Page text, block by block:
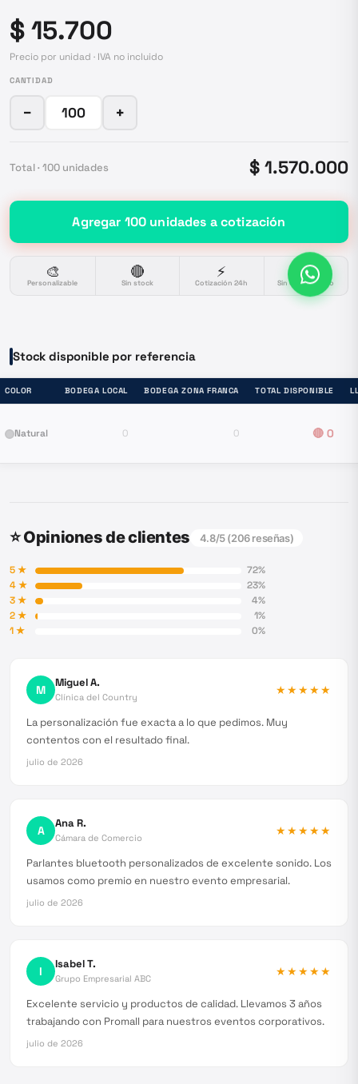
$ 15.700
Precio por unidad · IVA no incluido
CANTIDAD
− +
Total · 100 unidades $ 1.570.000
Agregar 100 unidades a cotización
🎨
Personalizable
🔴
Sin stock
⚡
Cotización 24h
🔒
Sin compromiso
Stock disponible por referencia
COLOR BODEGA LOCAL BODEGA ZONA FRANCA TOTAL DISPONIBLE
Natural 0 0 🔴 0
⭐ Opiniones de clientes 4.8/5 (206reseñas)
5★ 72%
4★ 23%
3★ 4%
2★ 1%
1★ 0%
M Miguel A.
Clínica del Country
★★★★★
La personalización fue exacta a lo que pedimos. Muy
contentos con el resultado final.
julio de 2026
A Ana R.
Cámara de Comercio
★★★★★
Parlantes bluetooth personalizados de excelente sonido. Los
usamos como premio en nuestro evento empresarial.
julio de 2026
I Isabel T.
Grupo Empresarial ABC
★★★★★
Excelente servicio y productos de calidad. Llevamos 3 años
trabajando con Promall para nuestros eventos corporativos.
julio de 2026